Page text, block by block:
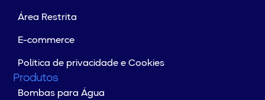
Área Restrita
E-commerce
Política de privacidade e Cookies
Produtos
Bombas para Água